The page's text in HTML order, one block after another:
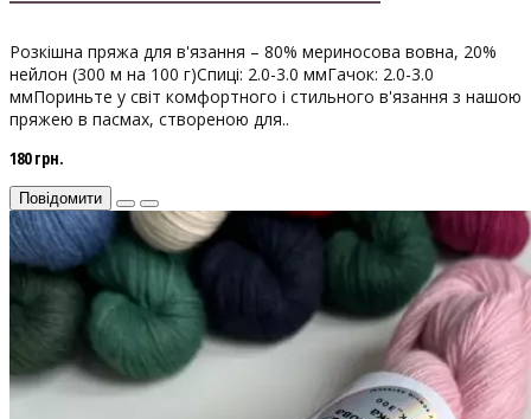
Розкішна пряжа для в'язання – 80% мериносова вовна, 20%
нейлон (300 м на 100 г)Спиці: 2.0-3.0 ммГачок: 2.0-3.0
ммПориньте у світ комфортного і стильного в'язання з нашою
пряжею в пасмах, створеною для..
180 грн.
Повідомити